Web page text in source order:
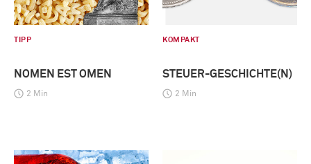
TIPP
NOMEN EST OMEN
2 Min
KOMPAKT
STEUER-GESCHICHTE(N)
2 Min